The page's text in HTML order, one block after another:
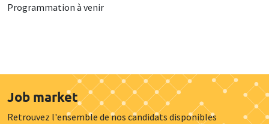
Programmation à venir
Job market
Retrouvez l'ensemble de nos candidats disponibles